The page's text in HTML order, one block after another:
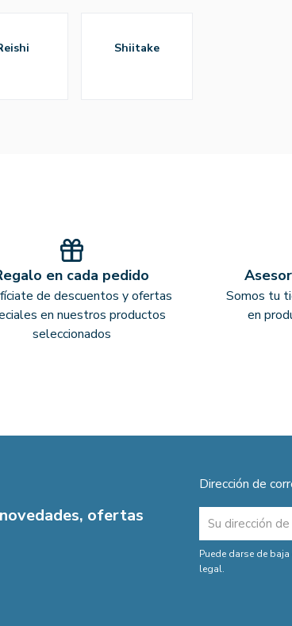
reishi shiitake
en cada pedido
de descuentos y ofertas
en nuestros productos
seleccionados
Somos tu
en
ofertas
Dirección de
Puede darse de
legal.